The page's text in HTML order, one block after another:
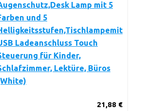
Lamp mit 5
und 5
Ladeanschluss Touch
für Kinder,
Lektüre, Büros
21,88 €